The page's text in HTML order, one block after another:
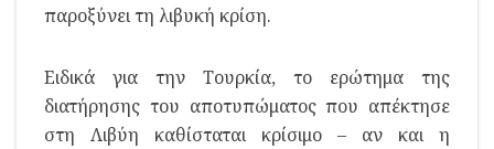
παροξύνει τη λιβυκή κρίση.
Ειδικά για την Τουρκία, το ερώτημα της
διατήρησης του αποτυπώματος που απέκτησε
στη Λιβύη καθίσταται κρίσιμο – αν και η